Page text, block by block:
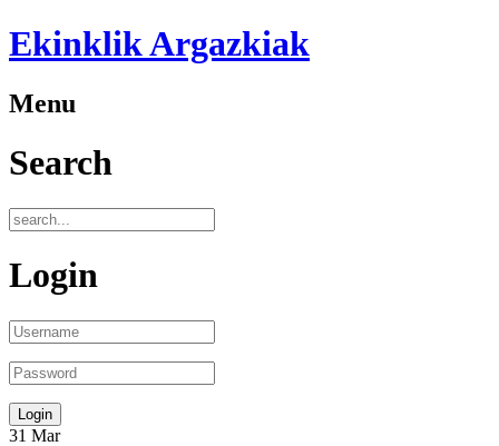
Ekinklik Argazkiak
Menu
Search
Login
31 Mar